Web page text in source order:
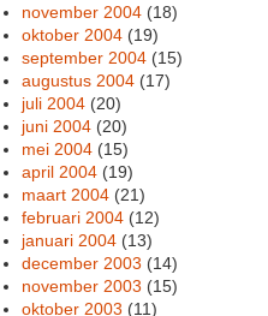
november 2004 (18)
oktober 2004 (19)
september 2004 (15)
augustus 2004 (17)
juli 2004 (20)
juni 2004 (20)
mei 2004 (15)
april 2004 (19)
maart 2004 (21)
februari 2004 (12)
januari 2004 (13)
december 2003 (14)
november 2003 (15)
oktober 2003 (11)